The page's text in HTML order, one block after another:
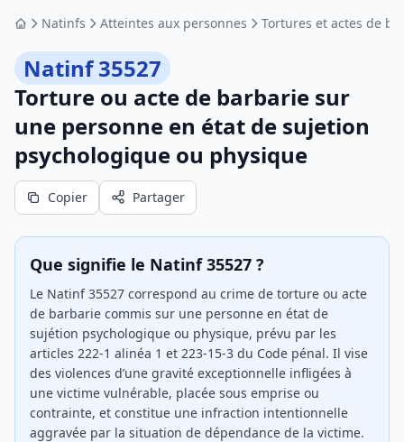
AccueilNatinfs Atteintes aux personnes Tortures et actes de
Natinf 35527
Torture ou acte de barbarie sur
une personne en état de sujetion
psychologique ou physique
Copier Partager
Que signifie le Natinf 35527 ?
Le Natinf 35527 correspond au crime de torture ou acte
de barbarie commis sur une personne en état de
sujétion psychologique ou physique, prévu par les
articles 222-1 alinéa 1 et 223-15-3 du Code pénal. Il vise
des violences d’une gravité exceptionnelle infligées à
une victime vulnérable, placée sous emprise ou
contrainte, et constitue une infraction intentionnelle
aggravée par la situation de dépendance de la victime.